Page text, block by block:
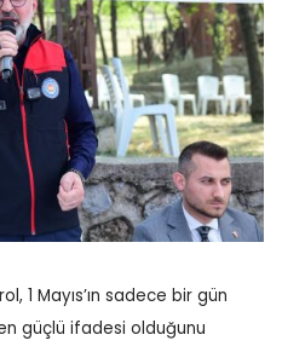
1 Mayıs’ın sadece bir gün
güçlü ifadesi olduğunu